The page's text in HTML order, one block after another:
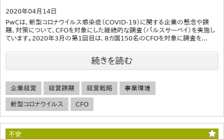
2020年04月14日
PwCは、新型コロナウイルス感染症（COVID-19）に関する企業の懸念や課
題、対策について、CFOを対象にした継続的な調査（パルスサーベイ）を実施し
ています。2020年3月の第1回目は、8カ国150名のCFOを対象に調査を...
続きを読む
企業経営 経営課題 経営戦略 事業環境
新型コロナウイルス CFO
不安